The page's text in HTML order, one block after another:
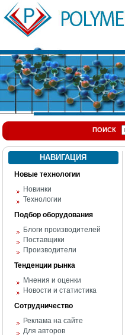
ПОИСК
НАВИГАЦИЯ
Новые технологии
Новинки
Технологии
Подбор оборудования
Блоги производителей
Поставщики
Производители
Тенденции рынка
Мнения и оценки
Новости и статистика
Сотрудничество
Реклама на сайте
Для авторов